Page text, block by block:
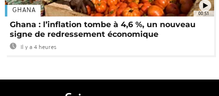
00:51
GHANA
Ghana : l’inflation tombe à 4,6 %, un nouveau
signe de redressement économique
Il y a 4 heures